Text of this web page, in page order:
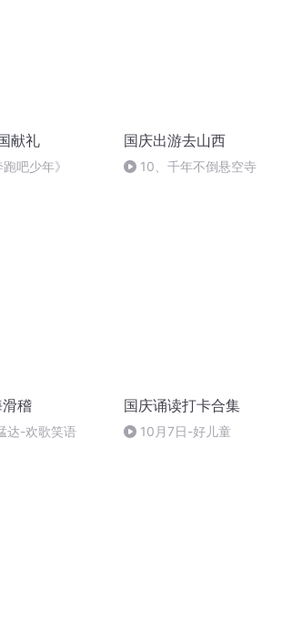
献礼
吧少年》
国庆出游去山西
10、千年不倒悬空寺
稽
达-欢歌笑语
国庆诵读打卡合集
10月7日-好儿童